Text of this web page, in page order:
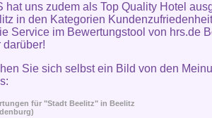
hat uns zudem als Top Quality Hotel
in den Kategorien
Service im Bewertungstool von hrs.de
darüber!
Sie sich selbst ein Bild von den
für "Stadt Beelitz" in Beelitz